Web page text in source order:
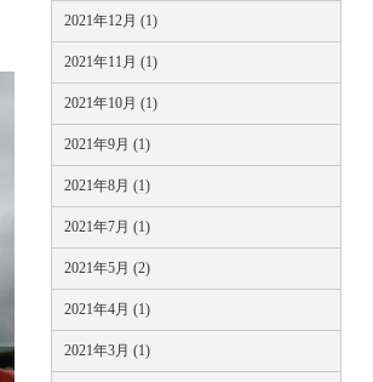
2021年12月 (1)
2021年11月 (1)
2021年10月 (1)
2021年9月 (1)
2021年8月 (1)
2021年7月 (1)
2021年5月 (2)
2021年4月 (1)
2021年3月 (1)